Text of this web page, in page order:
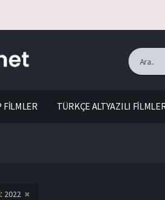
FİLMLER TÜRKÇE ALTYAZILI
2022